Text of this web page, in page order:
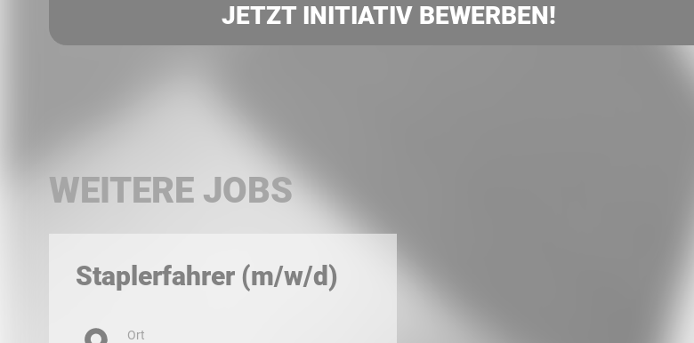
JETZT INITIATIV BEWERBEN!
WEITERE JOBS
Staplerfahrer (m/w/d)
Ort